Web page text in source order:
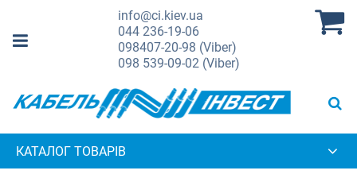
info@ci.kiev.ua
044236-19-06
098407-20-98 (Viber)
098 539-09-02 (Viber)
КАТАЛОГ ТОВАРІВ